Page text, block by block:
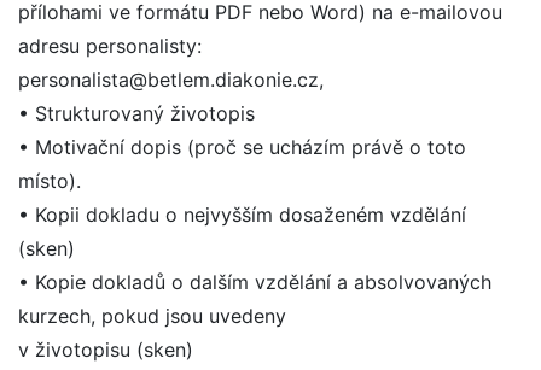
přílohami ve formátu PDF nebo Word) na e-mailovou
adresu personalisty:
personalista@betlem.diakonie.cz,
• Strukturovaný životopis
• Motivační dopis (proč se ucházím právě o toto
místo).
• Kopii dokladu o nejvyšším dosaženém vzdělání
(sken)
• Kopie dokladů o dalším vzdělání a absolvovaných
kurzech, pokud jsou uvedeny
v životopisu (sken)